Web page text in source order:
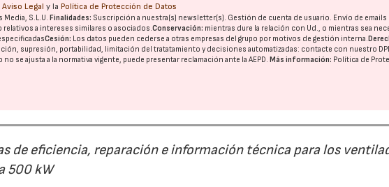
Aviso Legal y la Política de Protección de Datos
Media, S.L.U.Finalidades: Suscripción a nuestra(s) newsletter(s). Gestión de cuenta de usuario. Envío de emails
relativos a intereses similares o asociados.Conservación: mientras dure la relación con Ud., o mientras sea
Cesión: Los datos pueden cederse a otras empresas del grupo por motivos de gestión interna.
supresión, portabilidad, limitación del tratatamiento y decisiones automatizadas: contacte con nuestro
se ajusta a la normativa vigente, puede presentar reclamación ante laAEPD.Más información: Política de
de eficiencia, reparación e información técnica para los
500 kW